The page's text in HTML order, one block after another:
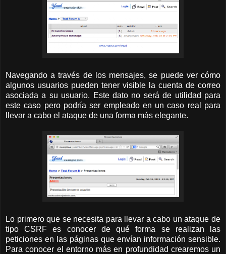
Navegando a través de los mensajes, se puede ver cómo
algunos usuarios pueden tener visible la cuenta de correo
asociada a su usuario. Este dato no será de utilidad para
este caso pero podría ser empleado en un caso real para
llevar a cabo el ataque de una forma más elegante.
Lo primero que se necesita para llevar a cabo un ataque de
tipo CSRF es conocer de qué forma se realizan las
peticiones en las páginas que envían información sensible.
Para conocer el entorno más en profundidad crearemos un